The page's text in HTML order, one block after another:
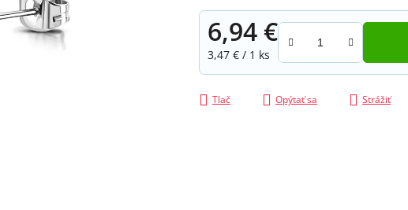
hviezdičiek.
6,94 €
Jednotková cena:
3,47 € / 1 ks
Tlač Opýtať sa Strážiť